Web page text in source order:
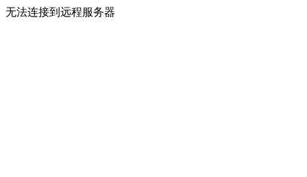
无法连接到远程服务器